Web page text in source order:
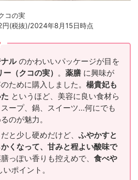
コの実
円(税抜)/2024年8月15日時点
ルのかわいいパッケージが目を
ー（クコの実） 。 薬膳に興味が
ために購入しました。 楊貴妃も
というほど、美容に良い食材ら
ープ、鍋、スイーツ…何にでも
のが魅力。
と少し硬めだけど、 ふやかすと
くなって、甘みと程よい酸味で
っぽい香りも控えめで、 食べや
ポイント。